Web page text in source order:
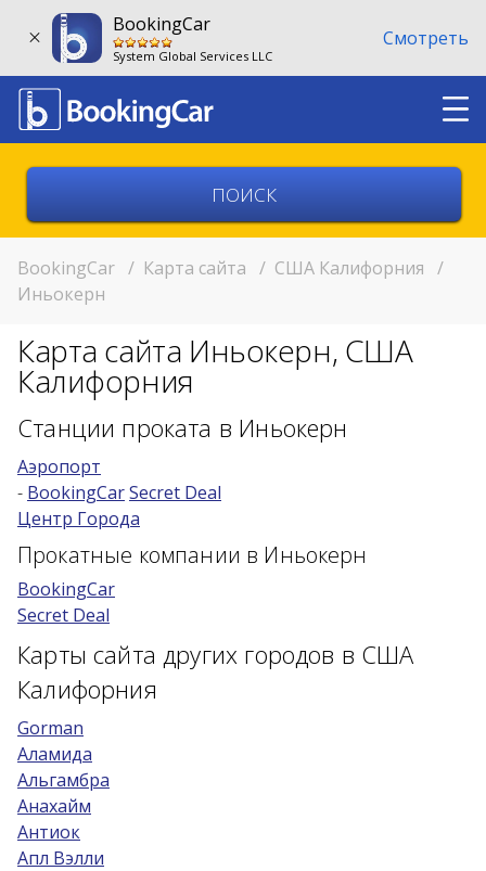
BookingCar
System Global Services LLC
Смотреть
Выберите город
Возврат в другом месте?
Возраст 25-70 лет?
Купон/промо
BookingCar / Карта сайта / США Калифорния /
Иньокерн
Карта сайта Иньокерн, США
Калифорния
Станции проката в Иньокерн
Аэропорт
- BookingCarSecret Deal
Центр Города
Прокатные компании в Иньокерн
BookingCar
Secret Deal
Карты сайта других городов в США
Калифорния
Gorman
Аламида
Альгамбра
Анахайм
Антиок
Апл Вэлли